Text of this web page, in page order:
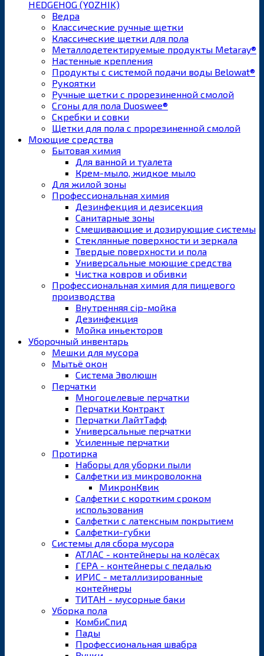
HEDGEHOG (YOZHIK)
Ведра
Классические ручные щетки
Классические щетки для пола
Металлодетектируемые продукты Metaray®
Настенные крепления
Продукты с системой подачи воды Belowat®
Рукоятки
Ручные щетки с прорезиненной смолой
Сгоны для пола Duoswee®
Скребки и совки
Щетки для пола с прорезиненной смолой
Моющие средства
Бытовая химия
Для ванной и туалета
Крем-мыло, жидкое мыло
Для жилой зоны
Профессиональная химия
Дезинфекция и дезисекция
Санитарные зоны
Смешивающие и дозирующие системы
Стеклянные поверхности и зеркала
Твердые поверхности и пола
Универсальные моющие средства
Чистка ковров и обивки
Профессиональная химия для пищевого
производства
Внутренняя cip-мойка
Дезинфекция
Мойка иньекторов
Уборочный инвентарь
Мешки для мусора
Мытьё окон
Система Эволюшн
Перчатки
Многоцелевые перчатки
Перчатки Контракт
Перчатки ЛайтТафф
Универсальные перчатки
Усиленные перчатки
Протирка
Наборы для уборки пыли
Салфетки из микроволокна
МикронКвик
Салфетки с коротким сроком
использования
Салфетки с латексным покрытием
Салфетки-губки
Системы для сбора мусора
АТЛАС - контейнеры на колёсах
ГЕРА - контейнеры с педалью
ИРИС - металлизированные
контейнеры
ТИТАН - мусорные баки
Уборка пола
КомбиСпид
Пады
Профессиональная швабра